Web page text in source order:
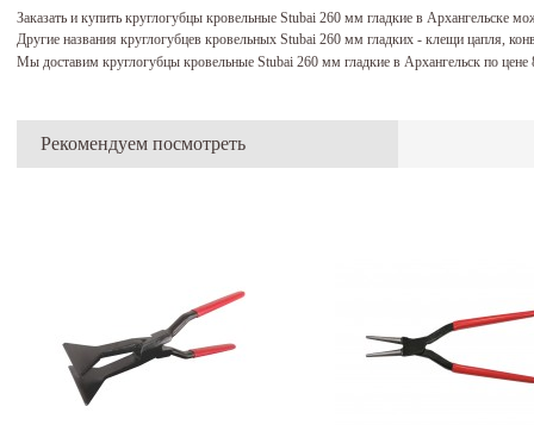
Заказать и купить круглогубцы кровельные Stubai 260 мм гладкие в Архангельске
Другие названия круглогубцев кровельных Stubai 260 мм гладких - клещи цапля,
Мы доставим круглогубцы кровельные Stubai 260 мм гладкие в Архангельск по
Рекомендуем посмотреть